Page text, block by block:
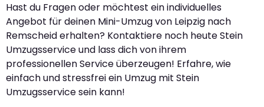
Hast du Fragen oder möchtest ein individuelles
Angebot für deinen Mini-Umzug von Leipzig nach
Remscheid erhalten? Kontaktiere noch heute Stein
Umzugsservice und lass dich von ihrem
professionellen Service überzeugen! Erfahre, wie
einfach und stressfrei ein Umzug mit Stein
Umzugsservice sein kann!